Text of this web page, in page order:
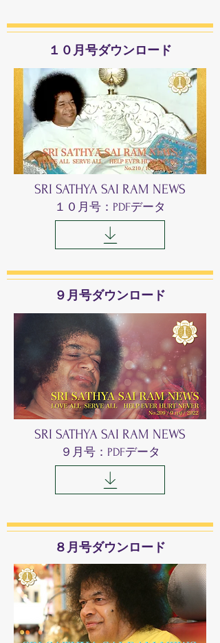
​１０月号ダウンロード
SRI SATHYA SAI RAM NEWS
​１０月号：PDFデータ
​９月号ダウンロード
SRI SATHYA SAI RAM NEWS
​９月号：PDFデータ
​８月号ダウンロード